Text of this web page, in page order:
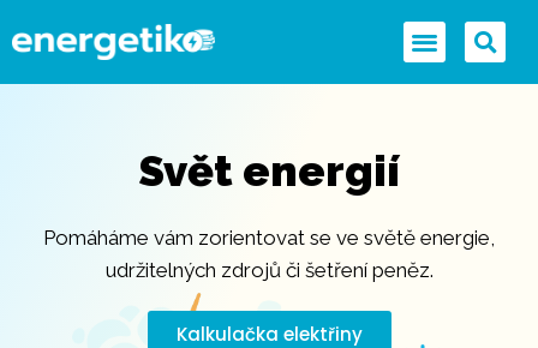
Svět energií
Pomáháme vám zorientovat se ve světě energie,
udržitelných zdrojů či šetření peněz.
Kalkulačka elektřiny